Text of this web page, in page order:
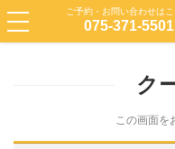
ご予約・お問い合わせは
075-371-5501
ク
この画面を